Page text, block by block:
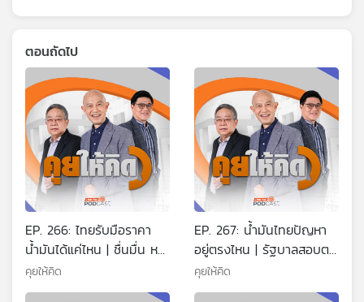
ตอนถัดไป
EP. 266: ไทยรับมือราคา
น้ำมันได้แค่ไหน | ชื่นมื่น หนู
รอหนิมตั้งนาน | ลือคดีฮั้ว
สว. ไม่ผิดแม้แต่คนเดียว
คุยให้คิด
EP. 267: น้ำมันไทยปัญหา
อยู่ตรงไหน | รัฐบาลสอบตก
การสร้างความเชื่อมั่น |
อนุทิน นายกฯ คนที่ 32
คุยให้คิด